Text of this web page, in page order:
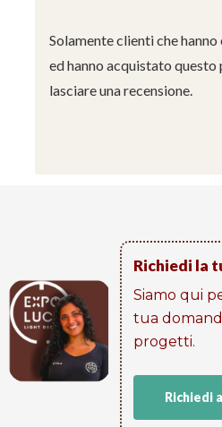
Solamente clienti che
ed hanno acquistato
lasciare una recensione.
Richiedi la
Siamo qui
tua
progetti​.
Richiedi